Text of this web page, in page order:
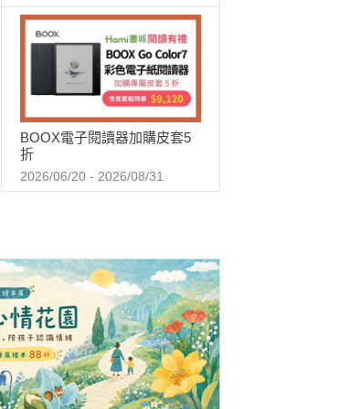
BOOX電子閱讀器加購皮套5
折
2026/06/20 - 2026/08/31